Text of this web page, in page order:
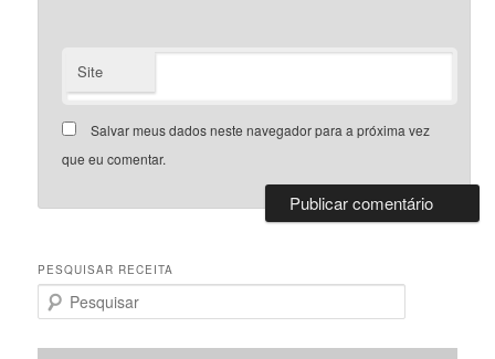
Site
Salvar meus dados neste navegador para a próxima vez
que eu comentar.
PESQUISAR RECEITA
e